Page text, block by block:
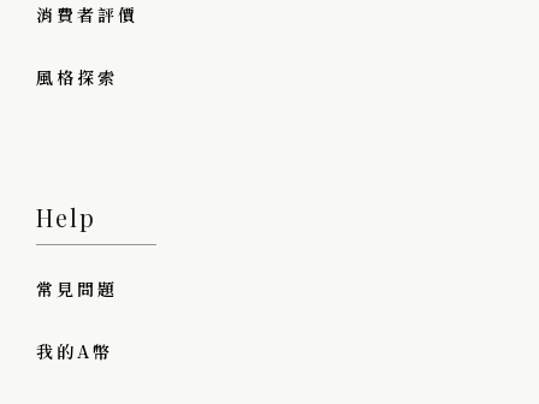
消費者評價
風格探索
Help
常見問題
我的A幣